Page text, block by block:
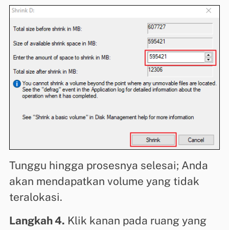
Tunggu hingga prosesnya selesai; Anda
akan mendapatkan volume yang tidak
teralokasi.
Langkah 4. Klik kanan pada ruang yang